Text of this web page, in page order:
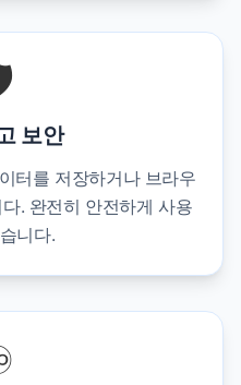
보안
터를 저장하거나 브라우
. 완전히 안전하게 사용
니다.